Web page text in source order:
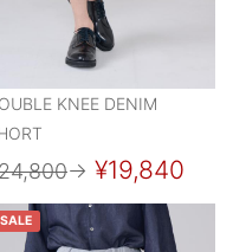
KNEE DENIM
→ ¥19,840
SALE